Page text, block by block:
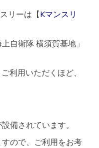
リーは【Kマンスリ
自衛隊 横須賀基地」
利用いただくほど、
備されています。
ので、ご利用をお考